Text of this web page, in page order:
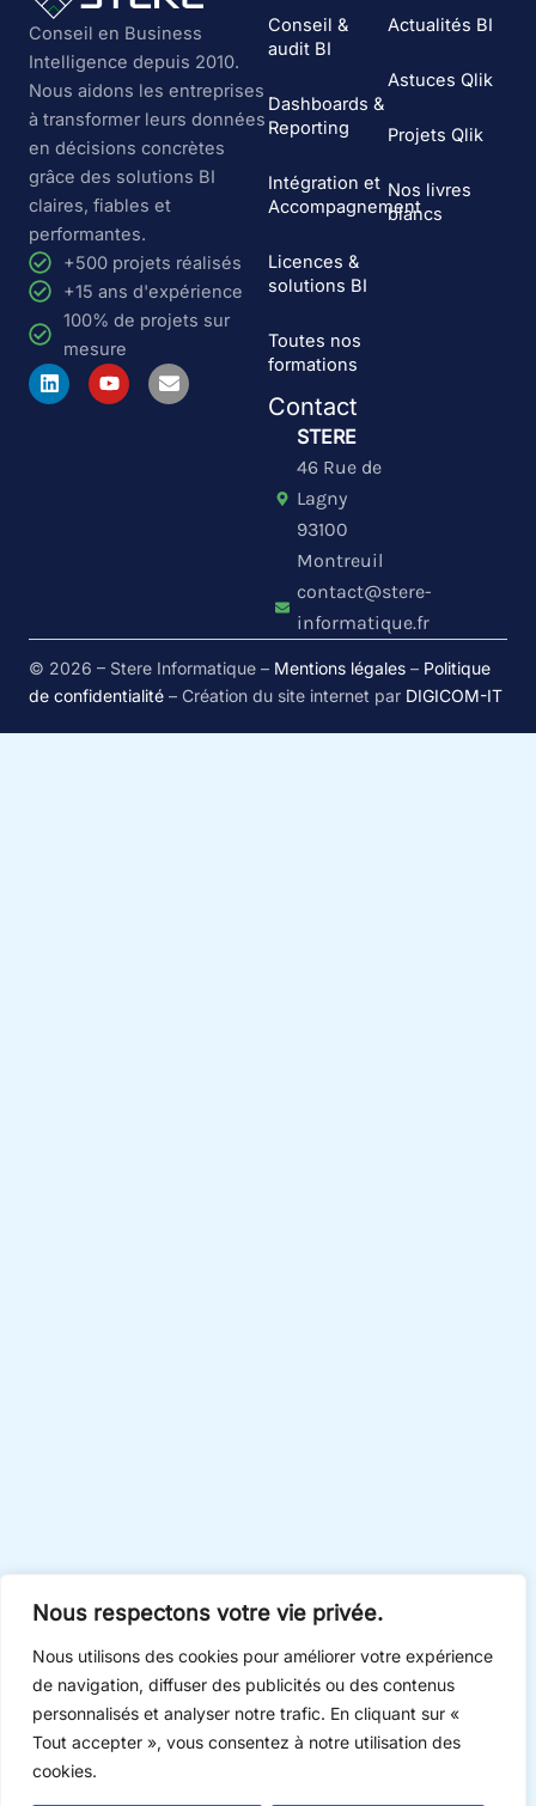
Nous respectons votre vie privée.
Nous utilisons des cookies pour améliorer votre expérience
de navigation, diffuser des publicités ou des contenus
personnalisés et analyser notre trafic. En cliquant sur «
Tout accepter », vous consentez à notre utilisation des
cookies.
Conseil en Business
Intelligence depuis 2010.
Nous aidons les entreprises
à transformer leurs données
en décisions concrètes
grâce des solutions BI
claires, fiables et
performantes.
+500 projets réalisés
+15 ans d'expérience
100% de projets sur
mesure
L
i
n
Y
o
u
E
n
v
Conseil &
audit BI
Dashboards &
Reporting
Intégration et
Accompagnement
Licences &
solutions BI
Toutes nos
formations
Actualités BI
Astuces Qlik
Projets Qlik
Nos livres
blancs
Contact
STERE
46 Rue de
Lagny
93100
Montreuil
contact@stere-
informatique.fr
© 2026 – Stere Informatique – Mentions légales – Politique
de confidentialité – Création du site internet par DIGICOM-IT